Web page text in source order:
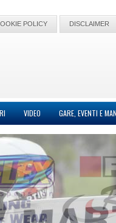
POLICY DISCLAIMER
VIDEO GARE, EVENTI E